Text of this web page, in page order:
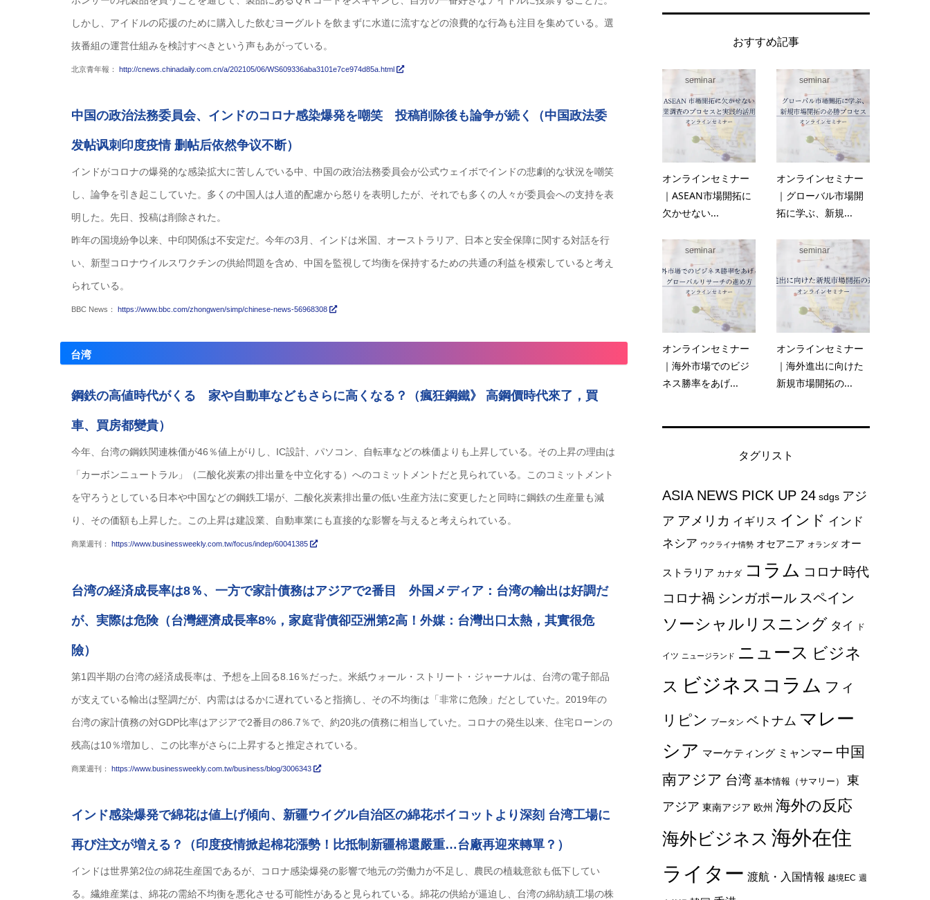
しかし、アイドルの応援のために購入した飲むヨーグルトを飲まずに水道に流すなどの浪費的な行為も注目を集めている。選
抜番組の運営仕組みを検討すべきという声もあがっている。
北京青年報：http://cnews.chinadaily.com.cn/a/202105/06/WS609336aba3101e7ce974d85a.html
中国の政治法務委員会、インドのコロナ感染爆発を嘲笑 投稿削除後も論争が続く（中国政法委
发帖讽刺印度疫情 删帖后依然争议不断）
インドがコロナの爆発的な感染拡大に苦しんでいる中、中国の政治法務委員会が公式ウェイボでインドの悲劇的な状況を嘲笑
し、論争を引き起こしていた。多くの中国人は人道的配慮から怒りを表明したが、それでも多くの人々が委員会への支持を表
明した。先日、投稿は削除された。
昨年の国境紛争以来、中印関係は不安定だ。今年の3月、インドは米国、オーストラリア、日本と安全保障に関する対話を行
い、新型コロナウイルスワクチンの供給問題を含め、中国を監視して均衡を保持するための共通の利益を模索していると考え
られている。
BBC News：https://www.bbc.com/zhongwen/simp/chinese-news-56968308
台湾
鋼鉄の高値時代がくる 家や自動車などもさらに高くなる？（瘋狂鋼鐵》 高鋼價時代來了，買
車、買房都變貴）
今年、台湾の鋼鉄関連株価が46％値上がりし、IC設計、パソコン、自転車などの株価よりも上昇している。その上昇の理由は
「カーボンニュートラル」（二酸化炭素の排出量を中立化する）へのコミットメントだと見られている。このコミットメント
を守ろうとしている日本や中国などの鋼鉄工場が、二酸化炭素排出量の低い生産方法に変更したと同時に鋼鉄の生産量も減
り、その価額も上昇した。この上昇は建設業、自動車業にも直接的な影響を与えると考えられている。
商業週刊： https://www.businessweekly.com.tw/focus/indep/60041385
台湾の経済成長率は8％、一方で家計債務はアジアで2番目 外国メディア：台湾の輸出は好調だ
が、実際は危険（台灣經濟成長率8%，家庭背債卻亞洲第2高！外媒：台灣出口太熱，其實很危
險）
第1四半期の台湾の経済成長率は、予想を上回る8.16％だった。米紙ウォール・ストリート・ジャーナルは、台湾の電子部品
が支えている輸出は堅調だが、内需ははるかに遅れていると指摘し、その不均衡は「非常に危険」だとしていた。2019年の
台湾の家計債務の対GDP比率はアジアで2番目の86.7％で、約20兆の債務に相当していた。コロナの発生以来、住宅ローンの
残高は10％増加し、この比率がさらに上昇すると推定されている。
商業週刊：https://www.businessweekly.com.tw/business/blog/3006343
インド感染爆発で綿花は値上げ傾向、新疆ウイグル自治区の綿花ボイコットより深刻 台湾工場に
再び注文が増える？（印度疫情掀起棉花漲勢！比抵制新疆棉還嚴重…台廠再迎來轉單？）
インドは世界第2位の綿花生産国であるが、コロナ感染爆発の影響で地元の労働力が不足し、農民の植栽意欲も低下してい
る。繊維産業は、綿花の需給不均衡を悪化させる可能性があると見られている。綿花の供給が逼迫し、台湾の綿紡績工場の株
おすすめ記事
seminar
オンラインセミナー
｜ASEAN市場開拓に
欠かせない...
seminar
オンラインセミナー
｜グローバル市場開
拓に学ぶ、新規...
seminar
オンラインセミナー
｜海外市場でのビジ
ネス勝率をあげ...
seminar
オンラインセミナー
｜海外進出に向けた
新規市場開拓の...
タグリスト
ASIA NEWS PICK UP 24 sdgs アジ
ア アメリカ イギリス インド インド
ネシア ウクライナ情勢 オセアニア オランダ オー
ストラリア カナダ コラム コロナ時代
コロナ禍 シンガポール スペイン
ソーシャルリスニング タイ ド
イツ ニュージランド ニュース ビジネ
ス ビジネスコラム フィ
リピン ブータン ベトナム マレー
シア マーケティング ミャンマー 中国
南アジア 台湾 基本情報（サマリー）
東
アジア 東南アジア 欧州 海外の反応
海外ビジネス 海外在住
ライター 渡航・入国情報 越境EC 週